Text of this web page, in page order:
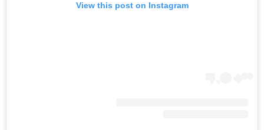
View this post on Instagram